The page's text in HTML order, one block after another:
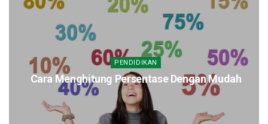
PENDIDIKAN
Cara Menghitung Persentase Dengan Mudah